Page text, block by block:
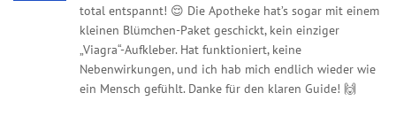
total entspannt! 😌 Die Apotheke hat’s sogar mit einem
kleinen Blümchen-Paket geschickt, kein einziger
„Viagra“-Aufkleber. Hat funktioniert, keine
Nebenwirkungen, und ich hab mich endlich wieder wie
ein Mensch gefühlt. Danke für den klaren Guide! 🙌